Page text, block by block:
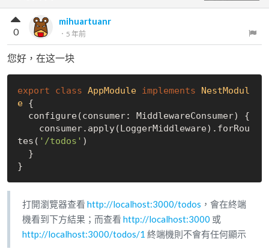
mihuartuanr
． 5 年前
0
您好，在这一块
export class AppModule implements
NestModul
e {
tes( '/todos' )
打開瀏覽器查看 http://localhost:3000/todos ，會在終端
機看到下方結果；而查看 http://localhost:3000 或
http://localhost:3000/todos/1 終端機則不會有任何顯示